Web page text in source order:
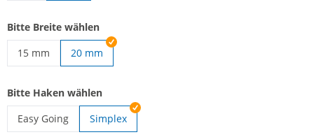
Bitte Breite wählen
15 mm
20 mm
Bitte Haken wählen
Easy Going
Simplex